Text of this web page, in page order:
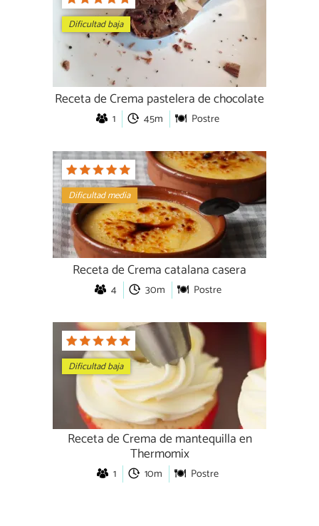
Dificultad baja
Receta de Crema pastelera de chocolate
1 45m Postre
Dificultad media
Receta de Crema catalana casera
4 30m Postre
Dificultad baja
Receta de Crema de mantequilla en
Thermomix
1 10m Postre